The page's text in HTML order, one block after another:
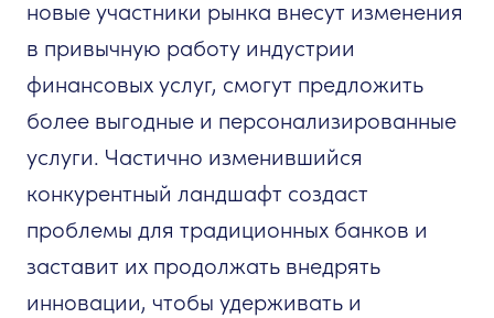
новые участники рынка внесут изменения
в привычную работу индустрии
финансовых услуг, смогут предложить
более выгодные и персонализированные
услуги. Частично изменившийся
конкурентный ландшафт создаст
проблемы для традиционных банков и
заставит их продолжать внедрять
инновации, чтобы удерживать и